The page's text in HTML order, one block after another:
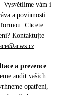
Vysvětlíme vám i
a povinnosti
Chcete
Kontaktujte
a prevence
audit vašich
opatření,